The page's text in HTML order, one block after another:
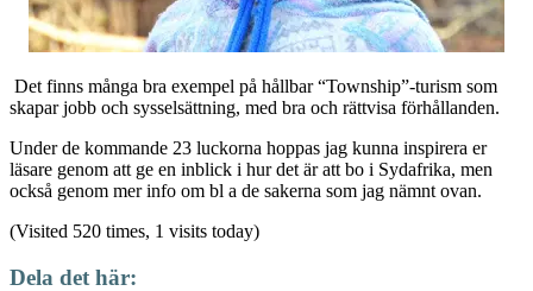
Det finns många bra exempel på hållbar “Township”-turism som
skapar jobb och sysselsättning, med bra och rättvisa förhållanden.
Under de kommande 23 luckorna hoppas jag kunna inspirera er
läsare genom att ge en inblick i hur det är att bo i Sydafrika, men
också genom mer info om bl a de sakerna som jag nämnt ovan.
(Visited 520 times, 1 visits today)
Dela det här: